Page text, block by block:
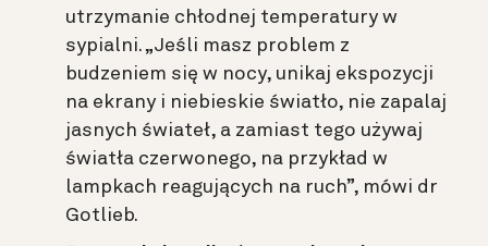
utrzymanie chłodnej temperatury w
sypialni. „Jeśli masz problem z
budzeniem się w nocy, unikaj ekspozycji
na ekrany i niebieskie światło, nie zapalaj
jasnych świateł, a zamiast tego używaj
światła czerwonego, na przykład w
lampkach reagujących na ruch”, mówi dr
Gotlieb.